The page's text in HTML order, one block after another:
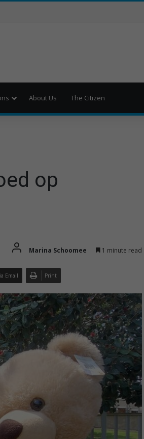
About Us The Citizen
op
Marina Schoomee 1 minute read
Email Print